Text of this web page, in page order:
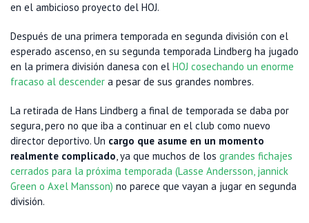
en el ambicioso proyecto del HOJ.
Después de una primera temporada en segunda división con el
esperado ascenso, en su segunda temporada Lindberg ha jugado
en la primera división danesa con el HOJ cosechando un enorme
fracaso al descender a pesar de sus grandes nombres.
La retirada de Hans Lindberg a final de temporada se daba por
segura, pero no que iba a continuar en el club como nuevo
director deportivo. Un cargo que asume en un momento
realmente complicado, ya que muchos de los grandes fichajes
cerrados para la próxima temporada (Lasse Andersson, jannick
Green o Axel Mansson) no parece que vayan a jugar en segunda
división.